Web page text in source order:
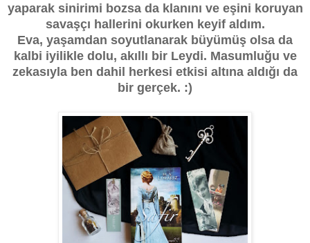
yaparak sinirimi bozsa da klanını ve eşini koruyan
savaşçı hallerini okurken keyif aldım.
Eva, yaşamdan soyutlanarak büyümüş olsa da
kalbi iyilikle dolu, akıllı bir Leydi. Masumluğu ve
zekasıyla ben dahil herkesi etkisi altına aldığı da
bir gerçek. :)